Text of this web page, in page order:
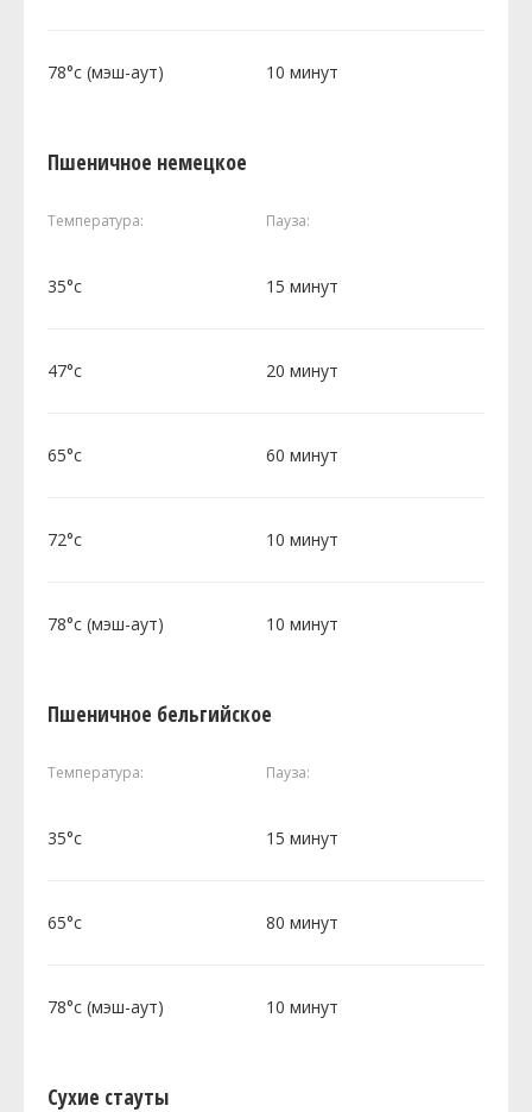
78°c (мэш-аут) 10 минут
Пшеничное немецкое
Температура: Пауза:
35°c 15 минут
47°c 20 минут
65°c 60 минут
72°c 10 минут
78°c (мэш-аут) 10 минут
Пшеничное бельгийское
Температура: Пауза:
35°c 15 минут
65°c 80 минут
78°c (мэш-аут) 10 минут
Сухие стауты